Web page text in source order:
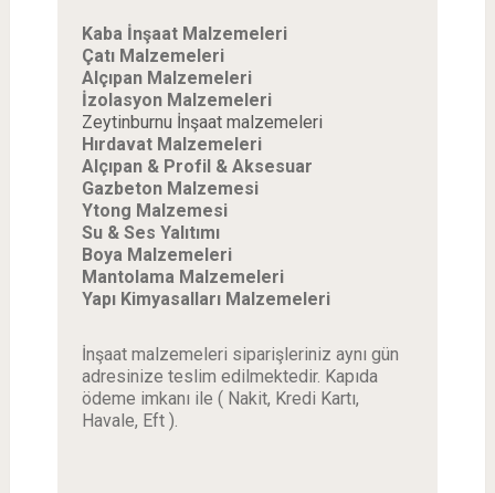
Kaba İnşaat Malzemeleri
Çatı Malzemeleri
Alçıpan Malzemeleri
İzolasyon Malzemeleri
Zeytinburnu İnşaat malzemeleri
Hırdavat Malzemeleri
Alçıpan & Profil & Aksesuar
Gazbeton Malzemesi
Ytong Malzemesi
Su & Ses Yalıtımı
Boya Malzemeleri
Mantolama Malzemeleri
Yapı Kimyasalları Malzemeleri
İnşaat malzemeleri siparişleriniz aynı gün
adresinize teslim edilmektedir. Kapıda
ödeme imkanı ile ( Nakit, Kredi Kartı,
Havale, Eft ).